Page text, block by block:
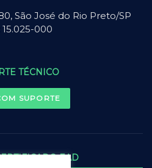
São José do Rio Preto/SP
15.025-000
TÉCNICO
SUPORTE
EAD